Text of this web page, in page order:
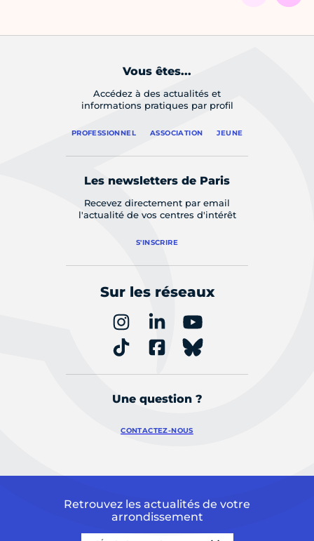
Vous êtes...
Accédez à des actualités et
informations pratiques par profil
PROFESSIONNEL ASSOCIATION JEUNE
Les newsletters de Paris
Recevez directement par email
l'actualité de vos centres d'intérêt
S'INSCRIRE
Sur les réseaux
Une question ?
CONTACTEZ-NOUS
Retrouvez les actualités de votre
arrondissement